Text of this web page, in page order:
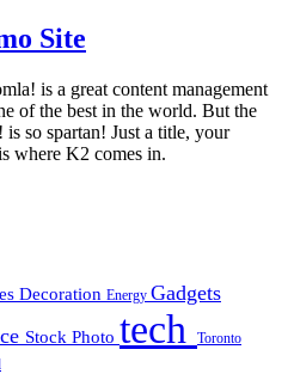
Site
is a great content management
of the best in the world. But the
so spartan! Just a title, your
where K2 comes in.
Decoration Energy Gadgets
Stock Photo tech Toronto